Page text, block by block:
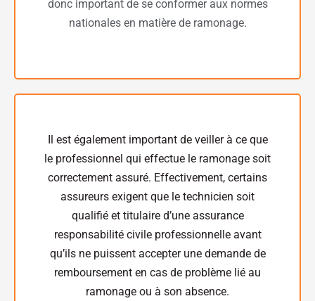
donc important de se conformer aux normes
nationales en matière de ramonage.
Il est également important de veiller à ce que
le professionnel qui effectue le ramonage soit
correctement assuré. Effectivement, certains
assureurs exigent que le technicien soit
qualifié et titulaire d’une assurance
responsabilité civile professionnelle avant
qu’ils ne puissent accepter une demande de
remboursement en cas de problème lié au
ramonage ou à son absence.